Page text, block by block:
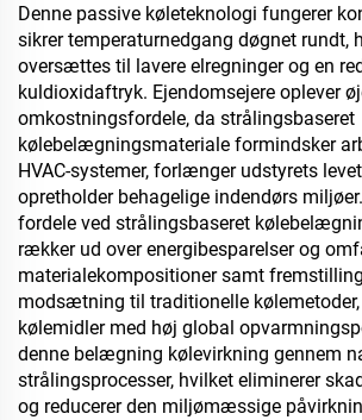
Denne passive køleteknologi fungerer
sikrer temperaturnedgang døgnet rundt,
oversættes til lavere elregninger og en
kuldioxidaftryk. Ejendomsejere oplever
omkostningsfordele, da strålingsbaseret
kølebelægningsmateriale formindsker
HVAC-systemer, forlænger udstyrets
opretholder behagelige indendørs
fordele ved strålingsbaseret
rækker ud over energibesparelser og
materialekompositioner samt
modsætning til traditionelle kølemetoder,
kølemidler med høj global
denne belægning kølevirkning gennem
strålingsprocesser, hvilket eliminerer
og reducerer den miljømæssige